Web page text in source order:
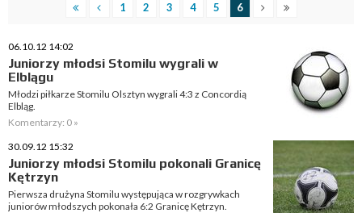
1 2 3 4 5 6
06.10.12 14:02
Juniorzy młodsi Stomilu wygrali w
Elblągu
Młodzi piłkarze Stomilu Olsztyn wygrali 4:3 z Concordią
Elbląg.
Komentarzy: 0 »
30.09.12 15:32
Juniorzy młodsi Stomilu pokonali Granicę
Kętrzyn
Pierwsza drużyna Stomilu występująca w rozgrywkach
juniorów młodszych pokonała 6:2 Granicę Kętrzyn.